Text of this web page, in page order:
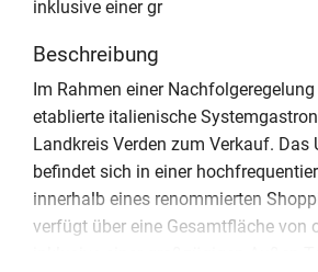
inklusive einer gr
Beschreibung
Im Rahmen einer
etablierte italienische
Landkreis Verden zum Verkauf. Das
befindet sich in einer
innerhalb eines renommierten
verfügt über eine Gesamtfläche von